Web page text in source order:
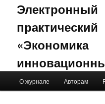
Skip to primary content
Skip to secondary content
О журнале Авторам